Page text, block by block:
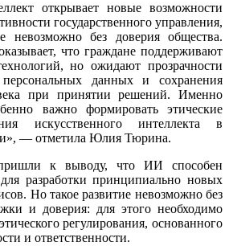
открывает новые возможности
государственного управления,
невозможно без доверия общества.
что граждане поддерживают
но ожидают прозрачности
данных и сохранения
при принятии решений. Именно
важно формировать этические
искусственного интеллекта в
― отметила Юлия Тюрина.
к выводу, что ИИ способен
разработки принципиально новых
Но такое развитие невозможно без
и доверия: для этого необходимо
регулирования, основанного
и ответственности.